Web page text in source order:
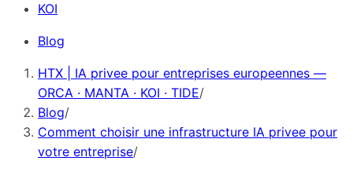
KOI
Blog
HTX | IA privee pour entreprises europeennes —
ORCA · MANTA · KOI · TIDE/
Blog/
Comment choisir une infrastructure IA privee pour
votre entreprise/